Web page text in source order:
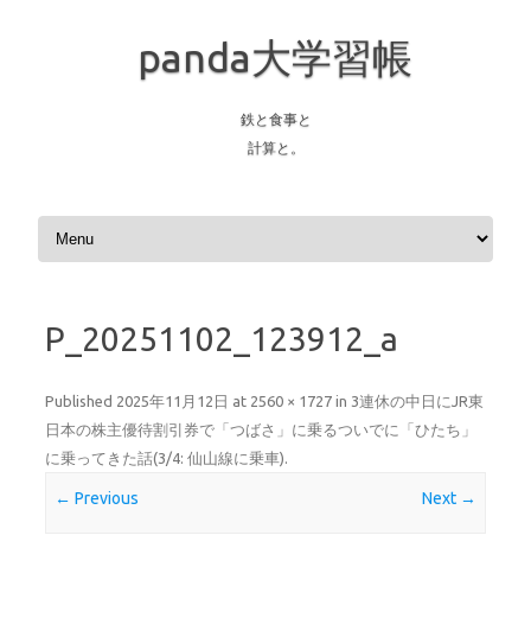
panda大学習帳
鉄と食事と
計算と。
Skip to content
P_20251102_123912_a
Published 2025年11月12日 at 2560 × 1727 in 3連休の中日にJR東
日本の株主優待割引券で「つばさ」に乗るついでに「ひたち」
に乗ってきた話(3/4: 仙山線に乗車).
← Previous Next →